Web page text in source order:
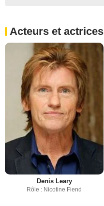
Acteurs et actrices
Denis Leary
Rôle : Nicotine Fiend